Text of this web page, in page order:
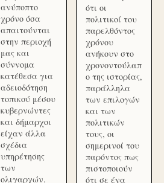
ανύποπτο
χρόνο όσα
απαιτούνται
στην περιοχή
μας και
σύννομα
κατέθεσα για
αδειοδότηση
τοπικού μέσου
κυβερνώντες
και δήμαρχοι
είχαν άλλα
σχέδια
υπηρέτησης
των
ολιγαρχών.
ότι οι
πολιτικοί του
παρελθόντος
χρόνου
ανήκουν στο
χρονοντούλαπ
ο της ιστορίας,
παράλληλα
των επιλογών
και των
πολιτικών
τους, οι
σημερινοί του
παρόντος πως
πιστοποιούν
ότι σε ένα